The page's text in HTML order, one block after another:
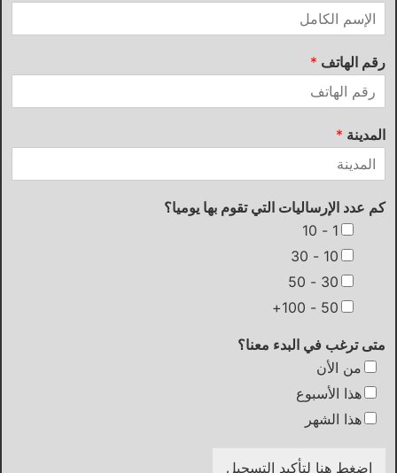
رقم الهاتف *
المدينة *
كم عدد الإرساليات التي تقوم بها يوميا؟
1 - 10
10 - 30
30 - 50
50 - 100+
متى ترغب في البدء معنا؟
من الأن
هذا الأسبوع
هذا الشهر
إضغط هنا لتأكيد التسجيل